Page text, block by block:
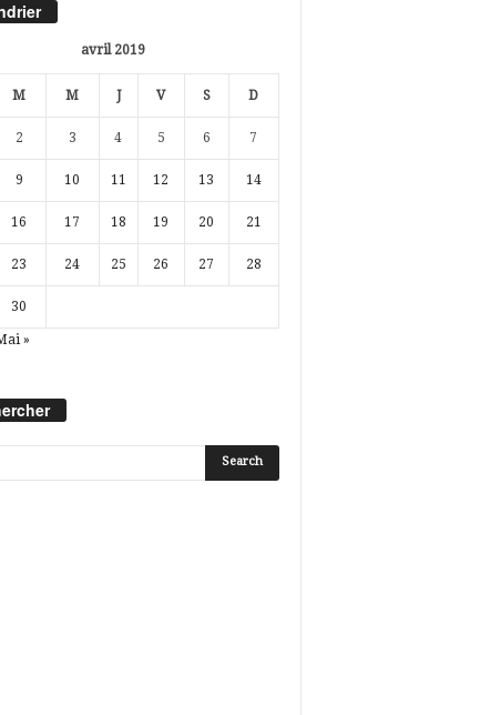
avril 2019
M M J V S D
2 3 4 5 6 7
9 10 11 12 13 14
16 17 18 19 20 21
23 24 25 26 27 28
30
»